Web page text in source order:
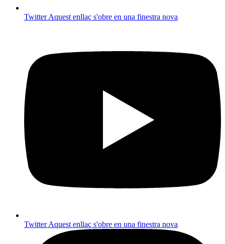
TwitterAquest enllaç s'obre en una finestra nova
TwitterAquest enllaç s'obre en una finestra nova